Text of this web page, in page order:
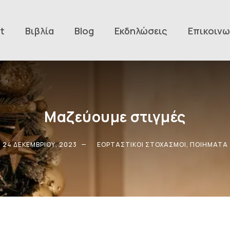
Βιβλία Blog Εκδηλώσεις
Μαζεύουμε στιγμές
24 ΔΕΚΕΜΒΡΊΟΥ, 2023 ΕΟΡΤΑΣΤΙΚΟΊ ΣΤΟΧΑΣΜΟΊ, ΠΟΙΉΜΑΤΑ